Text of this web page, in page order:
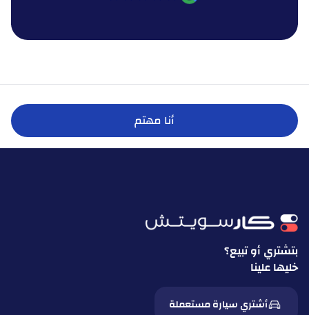
أنا مهتم
بتشتري أو تبيع؟
خليها علينا
أشتري سيارة مستعملة